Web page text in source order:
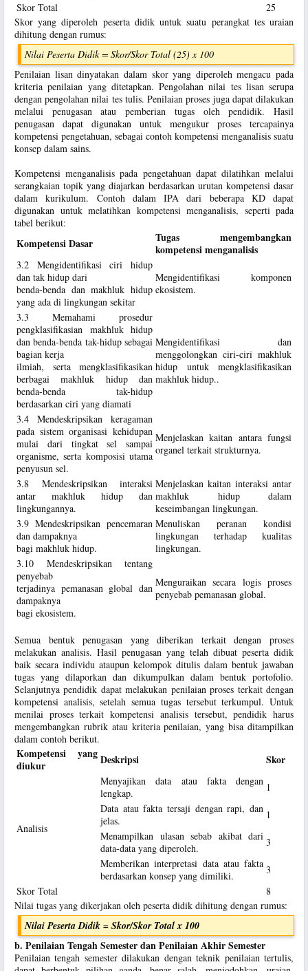
Skor Total
25
Skor yang diperoleh peserta didik untuk suatu perangkat tes uraian
dihitung dengan rumus:
Nilai Peserta Didik = Skor/Skor Total (25) x 100
Penilaian lisan dinyatakan dalam skor yang diperoleh mengacu pada
kriteria penilaian yang ditetapkan. Pengolahan nilai tes lisan serupa
dengan pengolahan nilai tes tulis. Penilaian proses juga dapat dilakukan
melalui penugasan atau pemberian tugas oleh pendidik. Hasil
penugasan dapat digunakan untuk mengukur proses tercapainya
kompetensi pengetahuan, sebagai contoh kompetensi menganalisis suatu
konsep dalam sains.
Kompetensi menganalisis pada pengetahuan dapat dilatihkan melalui
serangkaian topik yang diajarkan berdasarkan urutan kompetensi dasar
dalam kurikulum. Contoh dalam IPA dari beberapa KD dapat
digunakan untuk melatihkan kompetensi menganalisis, seperti pada
tabel berikut:
Kompetensi Dasar
Tugas mengembangkan
kompetensi menganalisis
3.2 Mengidentifikasi ciri hidup
dan tak hidup dari
benda-benda dan makhluk hidup
yang ada di lingkungan sekitar
Mengidentifikasi komponen
ekosistem.
3.3 Memahami prosedur
pengklasifikasian makhluk hidup
dan benda-benda tak-hidup sebagai
bagian kerja
ilmiah, serta mengklasifikasikan
berbagai makhluk hidup dan
benda-benda tak-hidup
berdasarkan ciri yang diamati
Mengidentifikasi dan
menggolongkan ciri-ciri makhluk
hidup untuk mengklasifikasikan
makhluk hidup..
3.4 Mendeskripsikan keragaman
pada sistem organisasi kehidupan
mulai dari tingkat sel sampai
organisme, serta komposisi utama
penyusun sel.
Menjelaskan kaitan antara fungsi
organel terkait strukturnya.
3.8 Mendeskripsikan interaksi
antar makhluk hidup dan
lingkungannya.
Menjelaskan kaitan interaksi antar
makhluk hidup dalam
keseimbangan lingkungan.
3.9 Mendeskripsikan pencemaran
dan dampaknya
bagi makhluk hidup.
Menuliskan peranan kondisi
lingkungan terhadap kualitas
lingkungan.
3.10 Mendeskripsikan tentang
penyebab
terjadinya pemanasan global dan
dampaknya
bagi ekosistem.
Menguraikan secara logis proses
penyebab pemanasan global.
Semua bentuk penugasan yang diberikan terkait dengan proses
melakukan analisis. Hasil penugasan yang telah dibuat peserta didik
baik secara individu ataupun kelompok ditulis dalam bentuk jawaban
tugas yang dilaporkan dan dikumpulkan dalam bentuk portofolio.
Selanjutnya pendidik dapat melakukan penilaian proses terkait dengan
kompetensi analisis, setelah semua tugas tersebut terkumpul. Untuk
menilai proses terkait kompetensi analisis tersebut, pendidik harus
mengembangkan rubrik atau kriteria penilaian, yang bisa ditampilkan
dalam contoh berikut.
Kompetensi yang
diukur
Deskripsi Skor
Analisis
Menyajikan data atau fakta dengan
lengkap.
1
Data atau fakta tersaji dengan rapi, dan
jelas.
1
Menampilkan ulasan sebab akibat dari
data-data yang diperoleh.
3
Memberikan interpretasi data atau fakta
berdasarkan konsep yang dimiliki.
3
Skor Total
8
Nilai tugas yang dikerjakan oleh peserta didik dihitung dengan rumus:
Nilai Peserta Didik = Skor/Skor Total x 100
b. Penilaian Tengah Semester dan Penilaian Akhir Semester
Penilaian tengah semester dilakukan dengan teknik penilaian tertulis,